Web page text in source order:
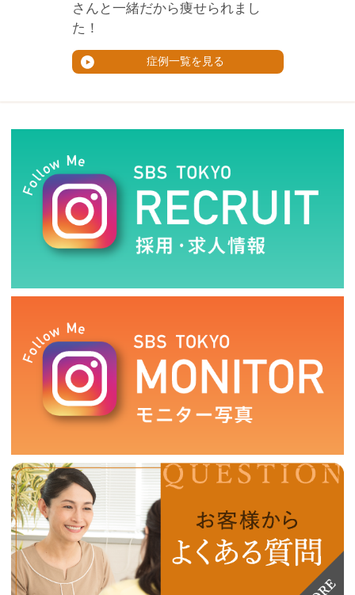
さんと一緒だから痩せられまし
た！
症例一覧を見る